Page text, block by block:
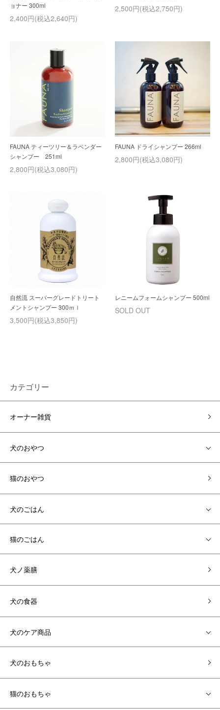
ョナー 300ml
2,400円(税込2,640円)
2,500円(税込2,750円)
FAUNA ティーツリー＆ラベンダー
シャンプー 251ml
2,800円(税込3,080円)
FAUNA ドライシャンプー 266ml
2,800円(税込3,080円)
自然流 スーパーグレードトリート
メントシャンプー 300ｍｌ
3,500円(税込3,850円)
レニームフォームシャンプー 500ml
SOLD OUT
カテゴリー
オーナー雑貨
犬のおやつ
猫のおやつ
犬のごはん
猫のごはん
犬ノ薬膳
犬の食器
犬のケア商品
犬のおもちゃ
猫のおもちゃ